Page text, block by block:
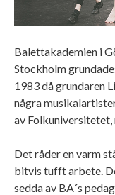
Balettakademien i
Stockholm
1983 då grundaren
några
av Folkuniversitetet,
Det råder en varm
bitvis tufft arbete.
sedda av BA´s